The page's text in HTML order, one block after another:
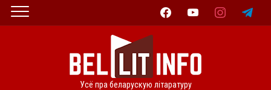
facebookyoutube instagramtelegram
Усё пра беларускую літаратуру